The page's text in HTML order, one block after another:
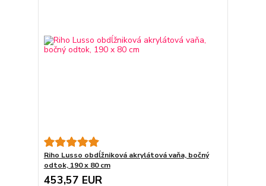
Riho Lusso obdĺžniková akrylátová vaňa, bočný
odtok, 190 x 80 cm
453,57 EUR